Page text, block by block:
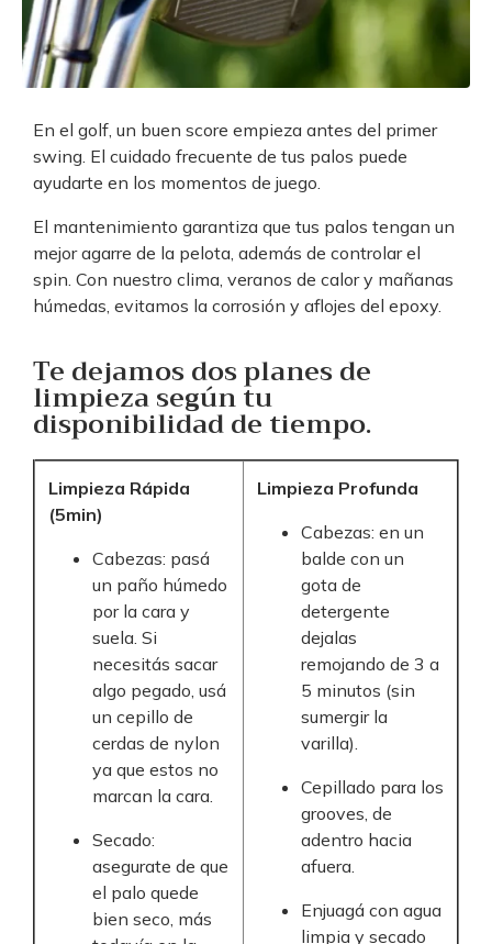
En el golf, un buen score empieza antes del primer
swing. El cuidado frecuente de tus palos puede
ayudarte en los momentos de juego.
El mantenimiento garantiza que tus palos tengan un
mejor agarre de la pelota, además de controlar el
spin. Con nuestro clima, veranos de calor y mañanas
húmedas, evitamos la corrosión y aflojes del epoxy.
Te dejamos dos planes de
limpieza según tu
disponibilidad de tiempo.
Limpieza Rápida
(5min)
Cabezas: pasá
un paño húmedo
por la cara y
suela. Si
necesitás sacar
algo pegado, usá
un cepillo de
cerdas de nylon
ya que estos no
marcan la cara.
Secado:
asegurate de que
el palo quede
bien seco, más
Limpieza Profunda
Cabezas: en un
balde con un
gota de
detergente
dejalas
remojando de 3 a
5 minutos (sin
sumergir la
varilla).
Cepillado para los
grooves, de
adentro hacia
afuera.
Enjuagá con agua
limpia y secado